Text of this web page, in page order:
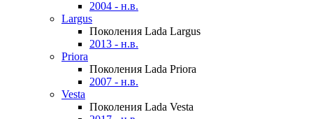
2004 - н.в.
Largus
Поколения Lada Largus
2013 - н.в.
Priora
Поколения Lada Priora
2007 - н.в.
Vesta
Поколения Lada Vesta